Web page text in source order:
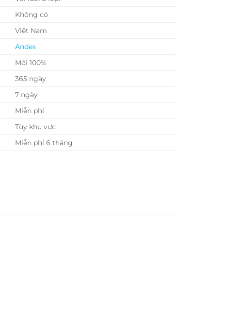
Không có
Việt Nam
Andes
Mới 100%
365 ngày
7 ngày
Miễn phí
Tùy khu vực
Miễn phí 6 tháng